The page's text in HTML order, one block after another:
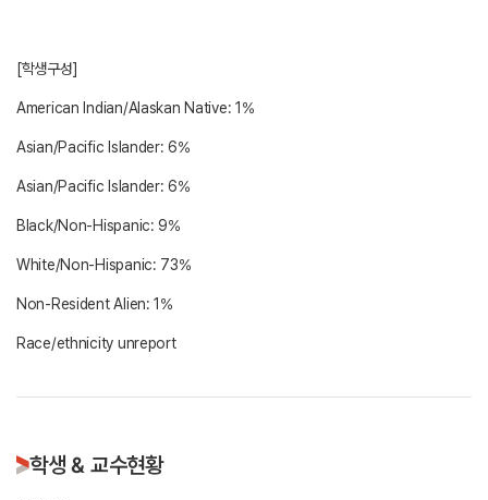
[학생구성]
American Indian/Alaskan Native: 1%
Asian/Pacific Islander: 6%
Asian/Pacific Islander: 6%
Black/Non-Hispanic: 9%
White/Non-Hispanic: 73%
Non-Resident Alien: 1%
Race/ethnicity unreport
학생 & 교수현황